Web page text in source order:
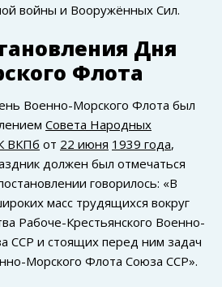
войны и Вооружённых Сил.
Дня
Флота
Военно-Морского Флота был
Совета Народных
ВКПб от 22 июня 1939 года,
должен был отмечаться
говорилось: «В
масс трудящихся вокруг
Рабоче-Крестьянского Военно-
ССР и стоящих перед ним задач
Морского Флота Союза ССР».